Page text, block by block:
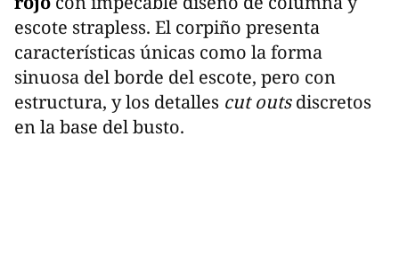
escote strapless. El corpiño presenta
características únicas como la forma
sinuosa del borde del escote, pero con
estructura, y los detalles cut outsdiscretos
en la base del busto.